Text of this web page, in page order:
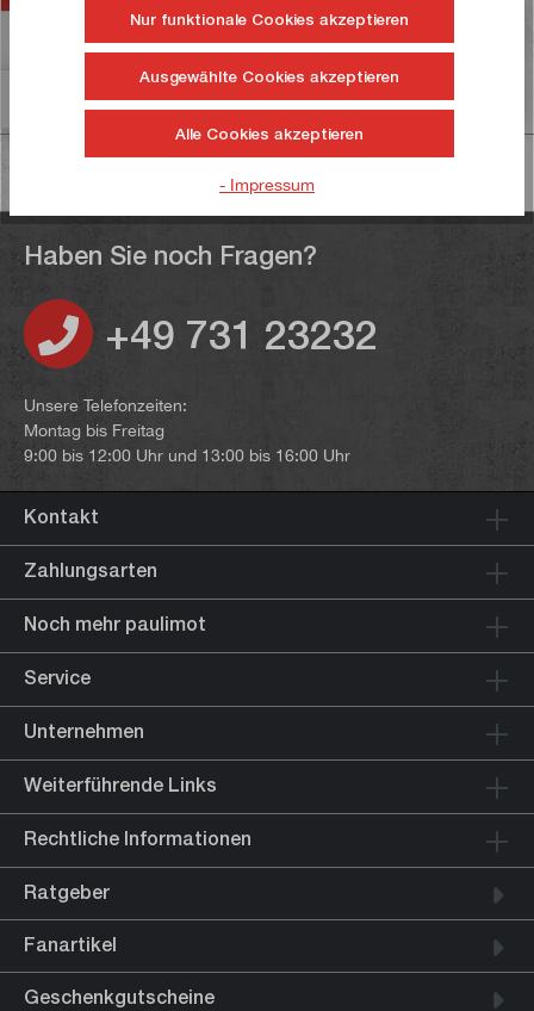
Bewertungen 76
Informationen zur Produktsicherheit
Haben Sie noch Fragen?
+49 731 23232
Unsere Telefonzeiten:
Montag bis Freitag
9:00 bis 12:00 Uhr und 13:00 bis 16:00 Uhr
Kontakt
Zahlungsarten
Noch mehr paulimot
Service
Unternehmen
Weiterführende Links
Rechtliche Informationen
Ratgeber
Fanartikel
Geschenkgutscheine
Nur funktionale Cookies akzeptieren
Ausgewählte Cookies akzeptieren
Alle Cookies akzeptieren
- Impressum